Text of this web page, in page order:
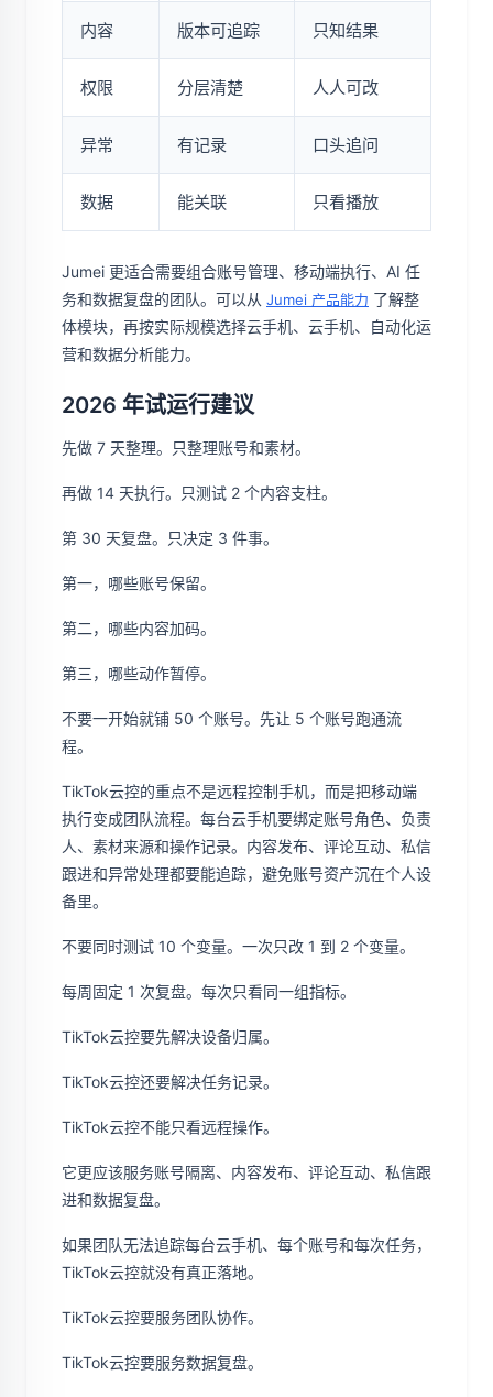
内容 版本可追踪 只知结果
权限 分层清楚 人人可改
异常 有记录 口头追问
数据 能关联 只看播放
Jumei 更适合需要组合账号管理、移动端执行、AI 任
务和数据复盘的团队。可以从 Jumei 产品能力 了解整
体模块，再按实际规模选择云手机、云手机、自动化运
营和数据分析能力。
2026 年试运行建议
先做 7 天整理。只整理账号和素材。
再做 14 天执行。只测试 2 个内容支柱。
第 30 天复盘。只决定 3 件事。
第一，哪些账号保留。
第二，哪些内容加码。
第三，哪些动作暂停。
不要一开始就铺 50 个账号。先让 5 个账号跑通流
程。
TikTok云控的重点不是远程控制手机，而是把移动端
执行变成团队流程。每台云手机要绑定账号角色、负责
人、素材来源和操作记录。内容发布、评论互动、私信
跟进和异常处理都要能追踪，避免账号资产沉在个人设
备里。
不要同时测试 10 个变量。一次只改 1 到 2 个变量。
每周固定 1 次复盘。每次只看同一组指标。
TikTok云控要先解决设备归属。
TikTok云控还要解决任务记录。
TikTok云控不能只看远程操作。
它更应该服务账号隔离、内容发布、评论互动、私信跟
进和数据复盘。
如果团队无法追踪每台云手机、每个账号和每次任务，
TikTok云控就没有真正落地。
TikTok云控要服务团队协作。
TikTok云控要服务数据复盘。